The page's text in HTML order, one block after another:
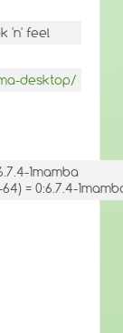
'n' feel
desktop/
1mamba
= 0:6.7.4-